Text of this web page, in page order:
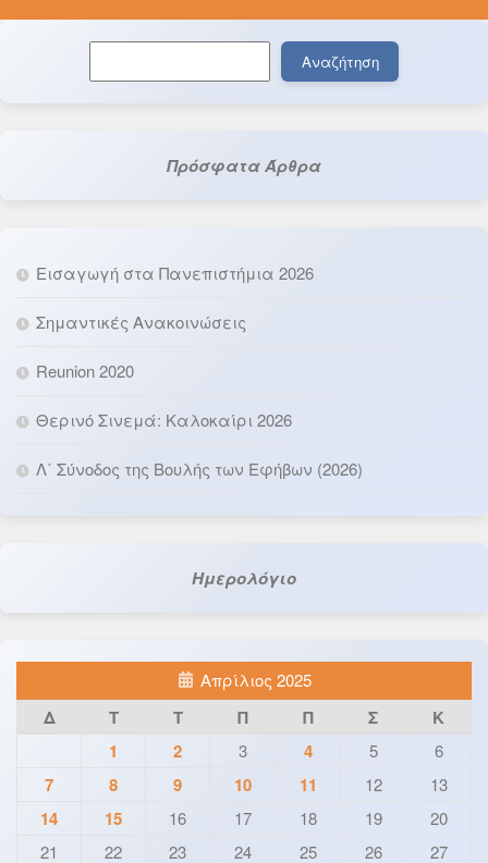
Αναζήτηση
Πρόσφατα Άρθρα
Εισαγωγή στα Πανεπιστήμια 2026
Σημαντικές Ανακοινώσεις
Reunion 2020
Θερινό Σινεμά: Καλοκαίρι 2026
Λ΄ Σύνοδος της Βουλής των Εφήβων (2026)
Ημερολόγιο
Απρίλιος 2025
Δ Τ Τ Π Π Σ
Κ
1
2 3 4 5 6
7 8 9 10 11 12 13
14 15 16 17 18 19
20
21
22 23 24 25 26
27